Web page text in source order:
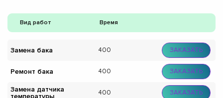
Вид работ Время
Замена бака 400 ЗАКАЗАТЬ
Ремонт бака 400 ЗАКАЗАТЬ
Замена датчика
температуры
400 ЗАКАЗАТЬ